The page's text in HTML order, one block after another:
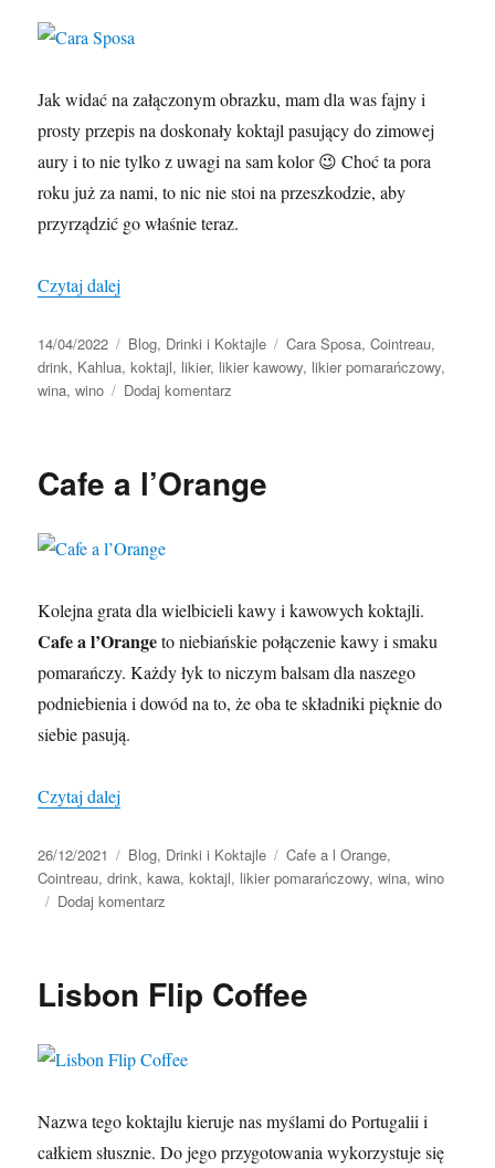
Jak widać na załączonym obrazku, mam dla was fajny i
prosty przepis na doskonały koktajl pasujący do zimowej
aury i to nie tylko z uwagi na sam kolor 😉 Choć ta pora
roku już za nami, to nic nie stoi na przeszkodzie, aby
przyrządzić go właśnie teraz.
Czytaj dalej
Data
publikacji
14/04/2022 Kategorie
Blog, Drinki i Koktajle Tagi
Cara Sposa,Cointreau,
drink, Kahlua,koktajl, likier, likier kawowy, likier pomarańczowy,
wina,wino Dodaj komentarz
Cafe a l’Orange
Kolejna grata dla wielbicieli kawy i kawowych koktajli.
Cafe a l’Orangeto niebiańskie połączenie kawy i smaku
pomarańczy. Każdy łyk to niczym balsam dla naszego
podniebienia i dowód na to, że oba te składniki pięknie do
siebie pasują.
Czytaj dalej
Data
publikacji
26/12/2021 Kategorie
Blog, Drinki i Koktajle Tagi
Cafe a l Orange,
Cointreau,drink,kawa,koktajl, likier pomarańczowy,wina,wino
Dodaj komentarz
Lisbon Flip Coffee
Nazwa tego koktajlu kieruje nas myślami do Portugalii i
całkiem słusznie. Do jego przygotowania wykorzystuje się